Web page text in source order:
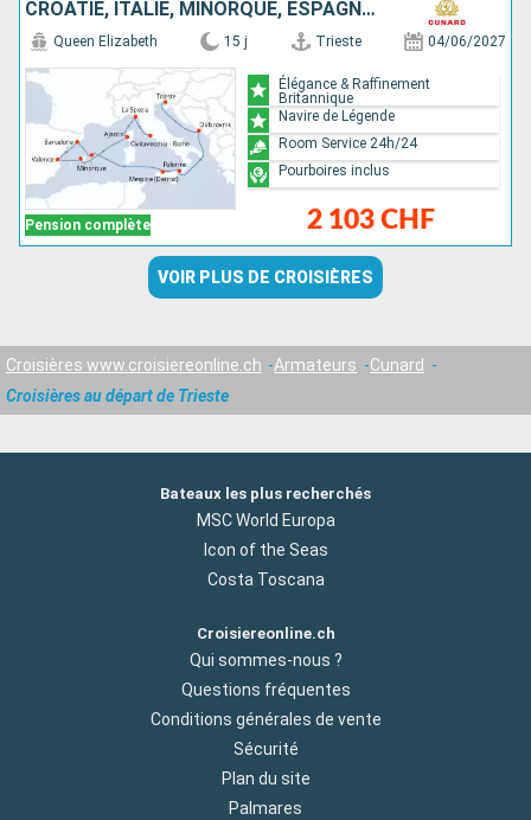
CROATIE, ITALIE, MINORQUE, ESPAGNE, MAJORQUE, FRANCE
Pension complète
Queen Elizabeth 15 j Trieste 04/06/2027
2 103 CHF
Élégance & Raffinement
Britannique
Navire de Légende
Room Service 24h/24
Pourboires inclus
VOIR PLUS DE CROISIÈRES
Croisières www.croisiereonline.ch Armateurs
Cunard
Croisières au départ de Trieste
Bateaux les plus recherchés
MSC World Europa
Icon of the Seas
Costa Toscana
Croisiereonline.ch
Qui sommes-nous ?
Questions fréquentes
Conditions générales de vente
Sécurité
Plan du site
Palmares